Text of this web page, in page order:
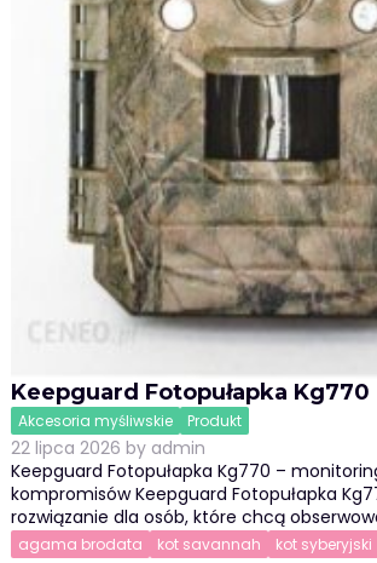
Keepguard Fotopułapka Kg770
Akcesoria myśliwskie Produkt
22 lipca 2026 by admin
Keepguard Fotopułapka Kg770 –
kompromisów Keepguard Fotopułapka
rozwiązanie dla osób, które chcą
agama brodata kot savannah kot syberyjski